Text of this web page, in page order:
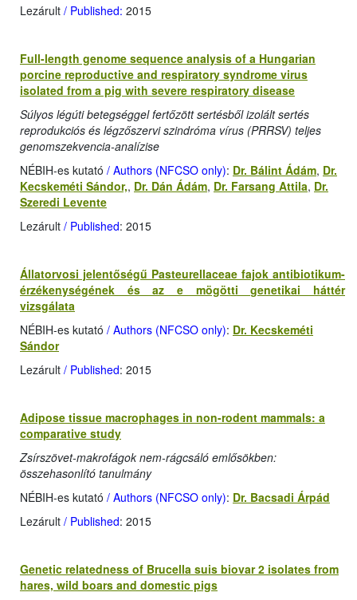
Lezárult / Published: 2015
Full-length genome sequence analysis of a Hungarian
porcine reproductive and respiratory syndrome virus
isolated from a pig with severe respiratory disease
Súlyos légúti betegséggel fertőzött sertésből izolált sertés
reprodukciós és légzőszervi szindróma vírus (PRRSV) teljes
genomszekvencia-analízise
NÉBIH-es kutató / Authors (NFCSO only): Dr. Bálint Ádám, Dr.
Kecskeméti Sándor,, Dr. Dán Ádám, Dr. Farsang Attila, Dr.
Szeredi Levente
Lezárult / Published: 2015
Állatorvosi jelentőségű Pasteurellaceae fajok antibiotikum-
érzékenységének és az e mögötti genetikai háttér
vizsgálata
NÉBIH-es kutató / Authors (NFCSO only): Dr. Kecskeméti
Sándor
Lezárult / Published: 2015
Adipose tissue macrophages in non-rodent mammals: a
comparative study
Zsírszövet-makrofágok nem-rágcsáló emlősökben:
összehasonlító tanulmány
NÉBIH-es kutató / Authors (NFCSO only): Dr. Bacsadi Árpád
Lezárult / Published: 2015
Genetic relatedness of Brucella suis biovar 2 isolates from
hares, wild boars and domestic pigs